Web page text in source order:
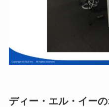
ディー・エル・イー